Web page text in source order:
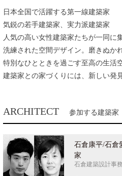
日本全国で活躍する第一線建築家
気鋭の若手建築家、実力派建築家
人気の高い女性建築家たちが一同に
洗練された空間デザイン。磨きぬか
特別なひとときを過ごす至高の生活
建築家との家づくりには、新しい発
ARCHITECT 参加する建築家
石倉康平/石
家
石倉建築設計事